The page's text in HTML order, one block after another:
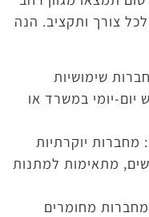
צורך ותקציב. הנה
שימושיות
יום-יומי במשרד או
מחברות יוקרתיות
מתאימות למתנות
מחברות מחומרים